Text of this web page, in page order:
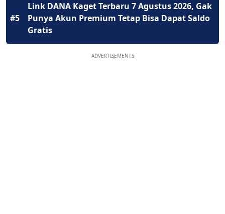
#5
Link DANA Kaget Terbaru 7 Agustus 2026, Gak
Punya Akun Premium Tetap Bisa Dapat Saldo
Gratis
ADVERTISEMENTS